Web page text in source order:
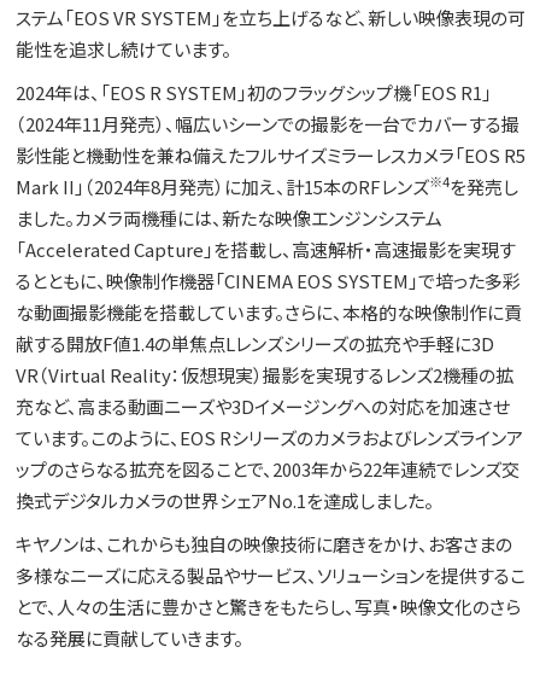
ステム「EOS VR SYSTEM」を立ち上げるなど、新しい映像表現の可
能性を追求し続けています。
2024年は、「EOS R SYSTEM」初のフラッグシップ機「EOS R1」
（2024年11月発売）、幅広いシーンでの撮影を一台でカバーする撮
影性能と機動性を兼ね備えたフルサイズミラーレスカメラ「EOS R5
Mark II」（2024年8月発売）に加え、計15本のRFレンズ※4を発売し
ました。カメラ両機種には、新たな映像エンジンシステム
「Accelerated Capture」を搭載し、高速解析・高速撮影を実現す
るとともに、映像制作機器「CINEMA EOS SYSTEM」で培った多彩
な動画撮影機能を搭載しています。さらに、本格的な映像制作に貢
献する開放F値1.4の単焦点Lレンズシリーズの拡充や手軽に3D
VR（Virtual Reality：仮想現実）撮影を実現するレンズ2機種の拡
充など、高まる動画ニーズや3Dイメージングへの対応を加速させ
ています。このように、EOS Rシリーズのカメラおよびレンズラインア
ップのさらなる拡充を図ることで、2003年から22年連続でレンズ交
換式デジタルカメラの世界シェアNo.1を達成しました。
キヤノンは、これからも独自の映像技術に磨きをかけ、お客さまの
多様なニーズに応える製品やサービス、ソリューションを提供するこ
とで、人々の生活に豊かさと驚きをもたらし、写真・映像文化のさら
なる発展に貢献していきます。